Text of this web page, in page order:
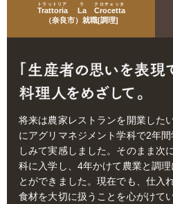
Trattoria
トラットリア
La
ラ
Crocetta
クロチェッタ
（奈良市）就職[調理]
将来は農家レストランを開業した
にアグリマネジメント学科で2年
しみて実感しました。そのまま次
科に入学し、4年かけて農業と調
とができました。現在でも、仕入
食材を大切に扱うことを心がけてい